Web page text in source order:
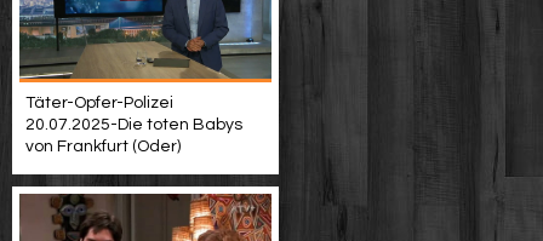
Täter-Opfer-Polizei
20.07.2025-Die toten Babys
von Frankfurt (Oder)